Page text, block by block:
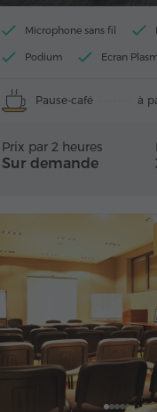
Microphone sans fil
Podium Ecran
Pause-café à
Prix par 2 heures
Sur demande